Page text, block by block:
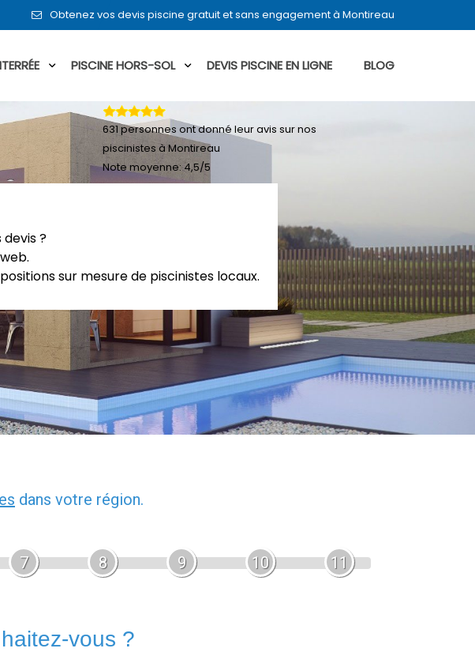
Obtenez vos devis piscine gratuit et sans engagement à Montireau
PISCINE HORS-SOL DEVIS PISCINE EN LIGNE BLOG
?
sur mesure de piscinistes locaux.
631personnes ont donné leuravis sur nos
piscinistes à Montireau
Note moyenne:4,5/5
dans votre région.
7 8 9 10 11
vous ?